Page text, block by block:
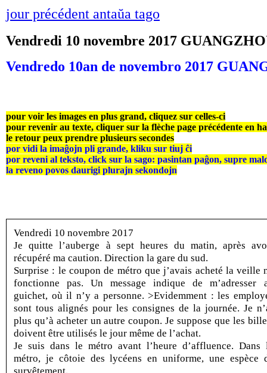
jour précédent antaŭa tago
Vendredi 10 novembre 2017
Vendredo 10an de novembro 2017
pour voir les images en plus grand, cliquez sur celles-ci
pour revenir au texte, cliquer sur la flèche page précédente en
le retour peux prendre plusieurs secondes
por vidi la imaĝojn pli grande, kliku sur tiuj ĉi
por reveni al teksto, click sur la sago: pasintan paĝon, supre
la reveno povos daurigi plurajn sekondojn
Vendredi 10 novembre 2017
Je quitte l’auberge à sept heures du matin, après
récupéré ma caution. Direction la gare du sud.
Surprise : le coupon de métro que j’avais acheté la veille
fonctionne pas. Un message indique de m’adresser
guichet, où il n’y a personne. >Evidemment : les
sont tous alignés pour les consignes de la journée. Je
plus qu’à acheter un autre coupon. Je suppose que les
doivent être utilisés le jour même de l’achat.
Je suis dans le métro avant l’heure d’affluence. Dans
métro, je côtoie des lycéens en uniforme, une espèce
survêtement.